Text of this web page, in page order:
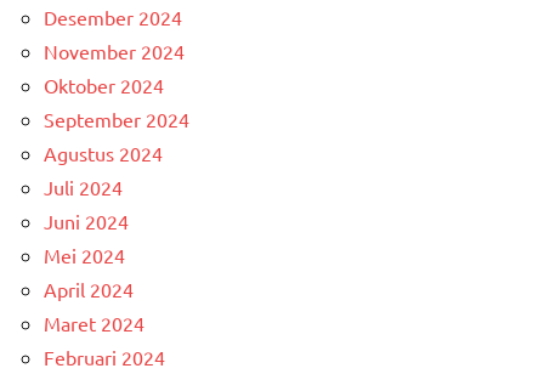
Desember 2024
November 2024
Oktober 2024
September 2024
Agustus 2024
Juli 2024
Juni 2024
Mei 2024
April 2024
Maret 2024
Februari 2024